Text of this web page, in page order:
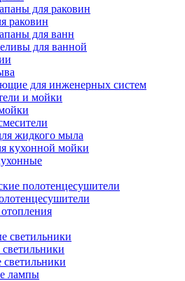
для раковин
раковин
для ванн
для ванной
для инженерных систем
и мойки
жидкого мыла
кухонной мойки
полотенцесушители
светильники
лампы